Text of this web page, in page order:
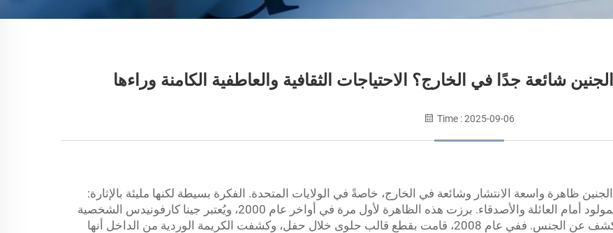
شائعة جدًا في الخارج؟ الاحتياجات الثقافية والعاطفية الكامنة وراءها
Time : 2025-09-06
واسعة الانتشار وشائعة في الخارج، خاصةً في الولايات المتحدة. الفكرة بسيطة لكنها مليئة بالإثارة:
يُنظم الوالدان الحاملان حفلًا لكشف جنس طفلهما غير المولود أمام العائلة والأصدقاء. برزت هذه الظاهرة لأول مرة في أواخر عام 2000، ويُعتبر جينا كارفونيدس الشخصية
التي تُنسب إليها على نطاق واسع صفة "مبتكر" حفلات الكشف عن الجنس. ففي عام 2008، قامت بقطع قالب حلوى خلال حفل، وكشفت الكريمة الوردية من الداخل أنها